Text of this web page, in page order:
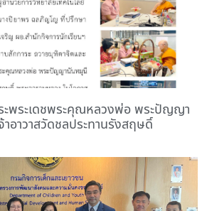
ะพระเดชพระคุณหลวงพ่อ พระปัญญา
อาวาสวัดชลประทานรังสฤษดิ์